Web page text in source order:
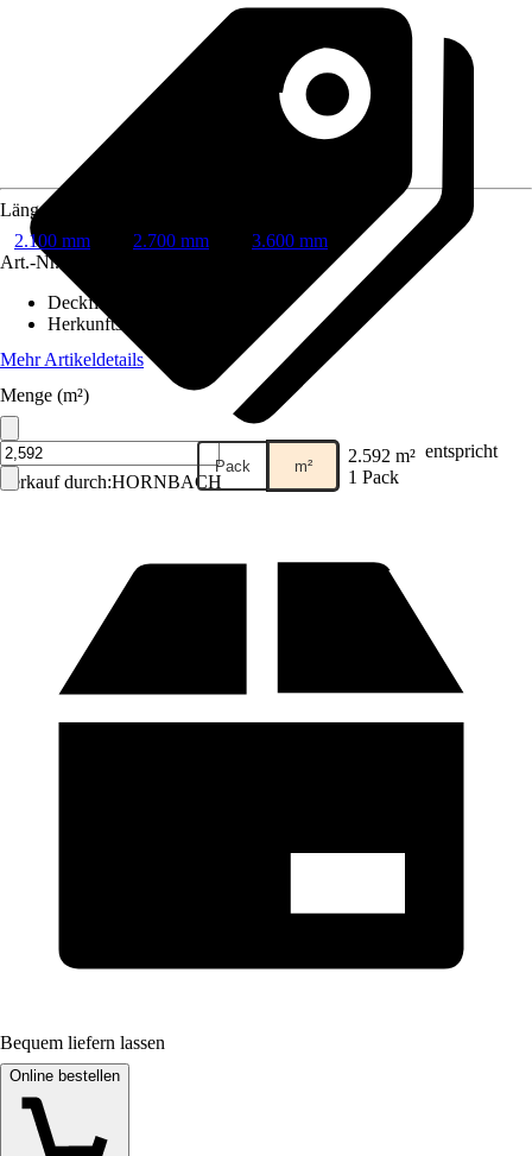
Verkauf durch:HORNBACH
Länge
2.100 mm
2.700 mm
3.600 mm
Art.-Nr.
Deckfläche
Herkunftsland
Mehr Artikeldetails
Menge (m²)
Pack m² 2.592 m² entspricht
1 Pack
Bequem liefern lassen
Online bestellen